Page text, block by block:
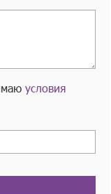
условия